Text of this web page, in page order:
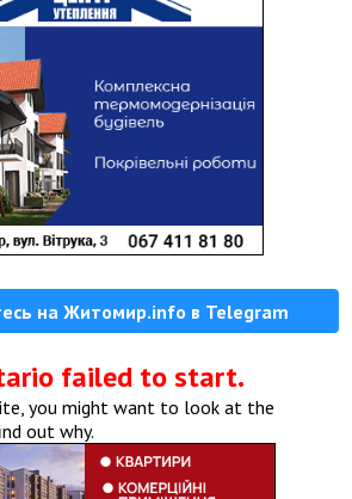
на Житомир.info в Telegram
failed to start.
you might want to look at the
out why.